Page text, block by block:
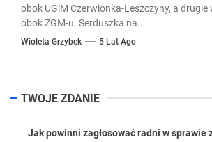
obok UGiM Czerwionka-Leszczyny, a drugie
obok ZGM-u. Serduszka na...
Wioleta Grzybek 5 Lat Ago
TWOJE ZDANIE
Jak powinni zagłosować radni w sprawie